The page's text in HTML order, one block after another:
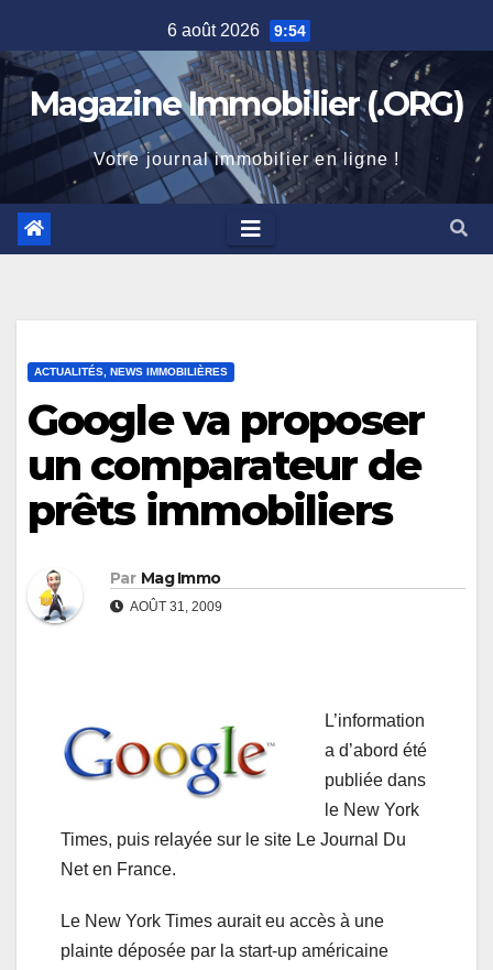
to
content
6 août 2026 9:54
Magazine Immobilier (.ORG)
Votre journal immobilier en ligne !
ACTUALITÉS, NEWS IMMOBILIÈRES
Google va proposer
un comparateur de
prêts immobiliers
Par Mag Immo
AOÛT 31, 2009
L’information
a d’abord été
publiée dans
le New York
Times, puis relayée sur le site Le Journal Du
Net en France.
Le New York Times aurait eu accès à une
plainte déposée par la start-up américaine